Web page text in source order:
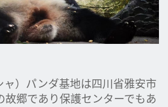
ャ）パンダ基地は四川省雅安市
故郷であり保護センターでもあ